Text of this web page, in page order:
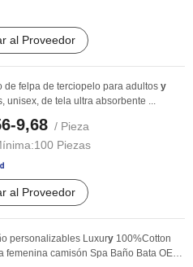
al Proveedor
de felpa de terciopelo para adultos y
unisex, de tela ultra absorbente ...
9,68 / Pieza
100 Piezas
al Proveedor
personalizables Luxury 100%Cotton
femenina camisón Spa Baño Bata OEM